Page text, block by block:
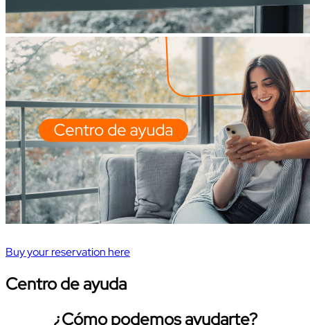
Buy your reservation here
Centro de ayuda
¿Cómo podemos ayudarte?